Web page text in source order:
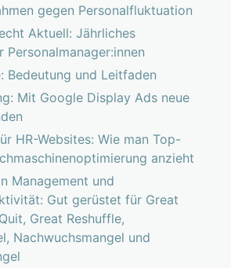
gegen Personalfluktuation
Aktuell: Jährliches
Personalmanager:innen
Bedeutung und Leitfaden
Mit Google Display Ads neue
HR-Websites: Wie man Top-
anzieht
Management und
Gut gerüstet für Great
Great Reshuffle,
Nachwuchsmangel und